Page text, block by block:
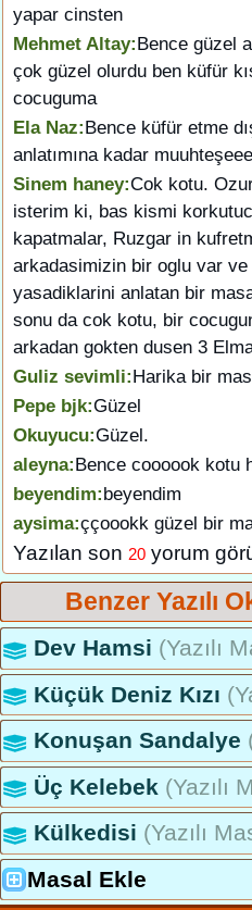
yapar cinsten
Mehmet Altay:Bence güzel
çok güzel olurdu ben küfür
cocuguma
Ela Naz:Bence küfür etme
anlatımına kadar
Sinem haney:Cok kotu.
isterim ki, bas kismi
kapatmalar, Ruzgar in
arkadasimizin bir oglu var
yasadiklarini anlatan bir
sonu da cok kotu, bir
arkadan gokten dusen 3
Guliz sevimli:Harika bir
Pepe bjk:Güzel
Okuyucu:Güzel.
aleyna:Bence coooook kotu
beyendim:beyendim
aysima:ççoookk güzel bir
Yazılan son 20 yorum
Benzer Yazılı
Dev Hamsi (Yazılı
Küçük Deniz Kızı
Konuşan Sandalye
Üç Kelebek (Yazılı
Külkedisi (Yazılı
Masal Ekle